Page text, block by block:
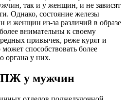
так и у женщин, и не зависят
Однако, состояние железы
и женщин из-за различий в образе
внимательны к своему
привычек, реже курят и
способствовать более
органа у них.
ПЖ у мужчин